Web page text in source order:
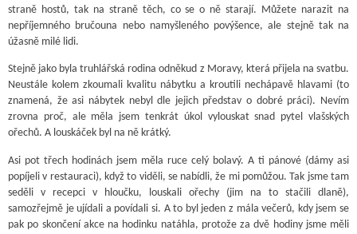
straně hostů, tak na straně těch, co se o ně starají. Můžete narazit na
nepříjemného bručouna nebo namyšleného povýšence, ale stejně tak na
úžasně milé lidi.
Stejně jako byla truhlářská rodina odněkud z Moravy, která přijela na svatbu.
Neustále kolem zkoumali kvalitu nábytku a kroutili nechápavě hlavami (to
znamená, že asi nábytek nebyl dle jejich představ o dobré práci). Nevím
zrovna proč, ale měla jsem tenkrát úkol vylouskat snad pytel vlašských
ořechů. A louskáček byl na ně krátký.
Asi pot třech hodinách jsem měla ruce celý bolavý. A ti pánové (dámy asi
popíjeli v restauraci), když to viděli, se nabídli, že mi pomůžou. Tak jsme tam
seděli v recepci v hloučku, louskali ořechy (jim na to stačili dlaně),
samozřejmě je ujídali a povídali si. A to byl jeden z mála večerů, kdy jsem se
pak po skončení akce na hodinku natáhla, protože za dvě hodiny jsme měli